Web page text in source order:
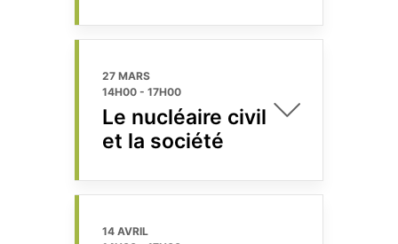
27 MARS
14H00 - 17H00
Le nucléaire civil
et la société
14 AVRIL